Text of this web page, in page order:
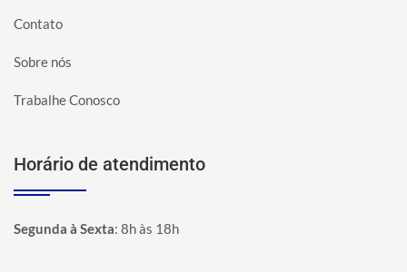
Contato
Sobre nós
Trabalhe Conosco
Horário de atendimento
Segunda à Sexta: 8h às 18h